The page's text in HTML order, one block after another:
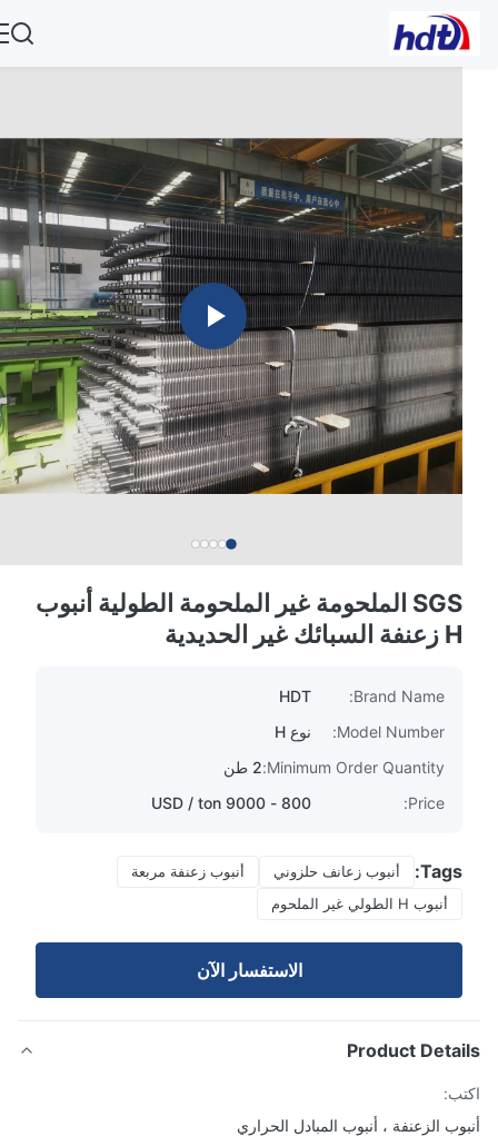
SGS الملحومة غير الملحومة الطولية أنبوب
Brand Name:
Model Number:
نوع H
Minimum Order Quantity: 2 طن
Price:
Tags: أنبوب زعانف حلزوني
أنبوب زعنفة مربعة
أنبوب H الطولي غير الملحوم
الاستفسار الآن
Product
الزعنفة ، أنبوب المبادل الحراري